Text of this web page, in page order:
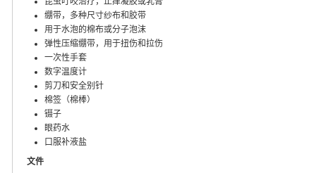
绷带，多种尺寸纱布和胶带
用于水泡的棉布或分子泡沫
弹性压缩绷带，用于扭伤和拉伤
一次性手套
数字温度计
剪刀和安全别针
棉签（棉棒）
镊子
眼药水
口服补液盐
文件